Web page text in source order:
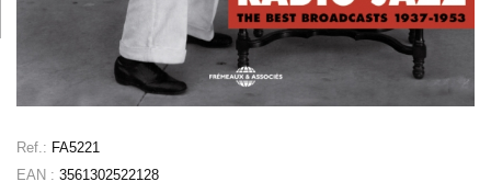
Ref.: FA5221
EAN : 3561302522128